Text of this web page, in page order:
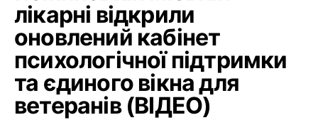
лікарні відкрили
оновлений кабінет
психологічної підтримки
та єдиного вікна для
ветеранів (ВІДЕО)